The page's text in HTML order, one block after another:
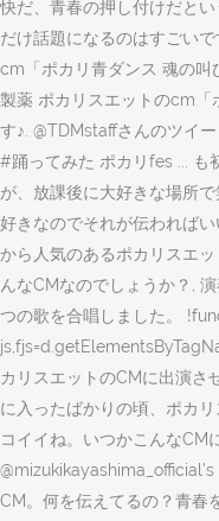
快だ、青春の押し付けだと
だけ話題になるのはすごい
cm「ポカリ青ダンス 魂の叫
製薬 ポカリスエットのcm「
す♪. @TDMstaffさんのツイ
#踊ってみた ポカリfes ... も
が、放課後に大好きな場所
好きなのでそれが伝われば
から人気のあるポカリスエ
んなCMなのでしょうか？,
つの歌を合唱しました。
カリスエットのCMに出演さ
に入ったばかりの頃、ポカ
コイイね。いつかこんなCM
CM。何を伝えてるの？青春